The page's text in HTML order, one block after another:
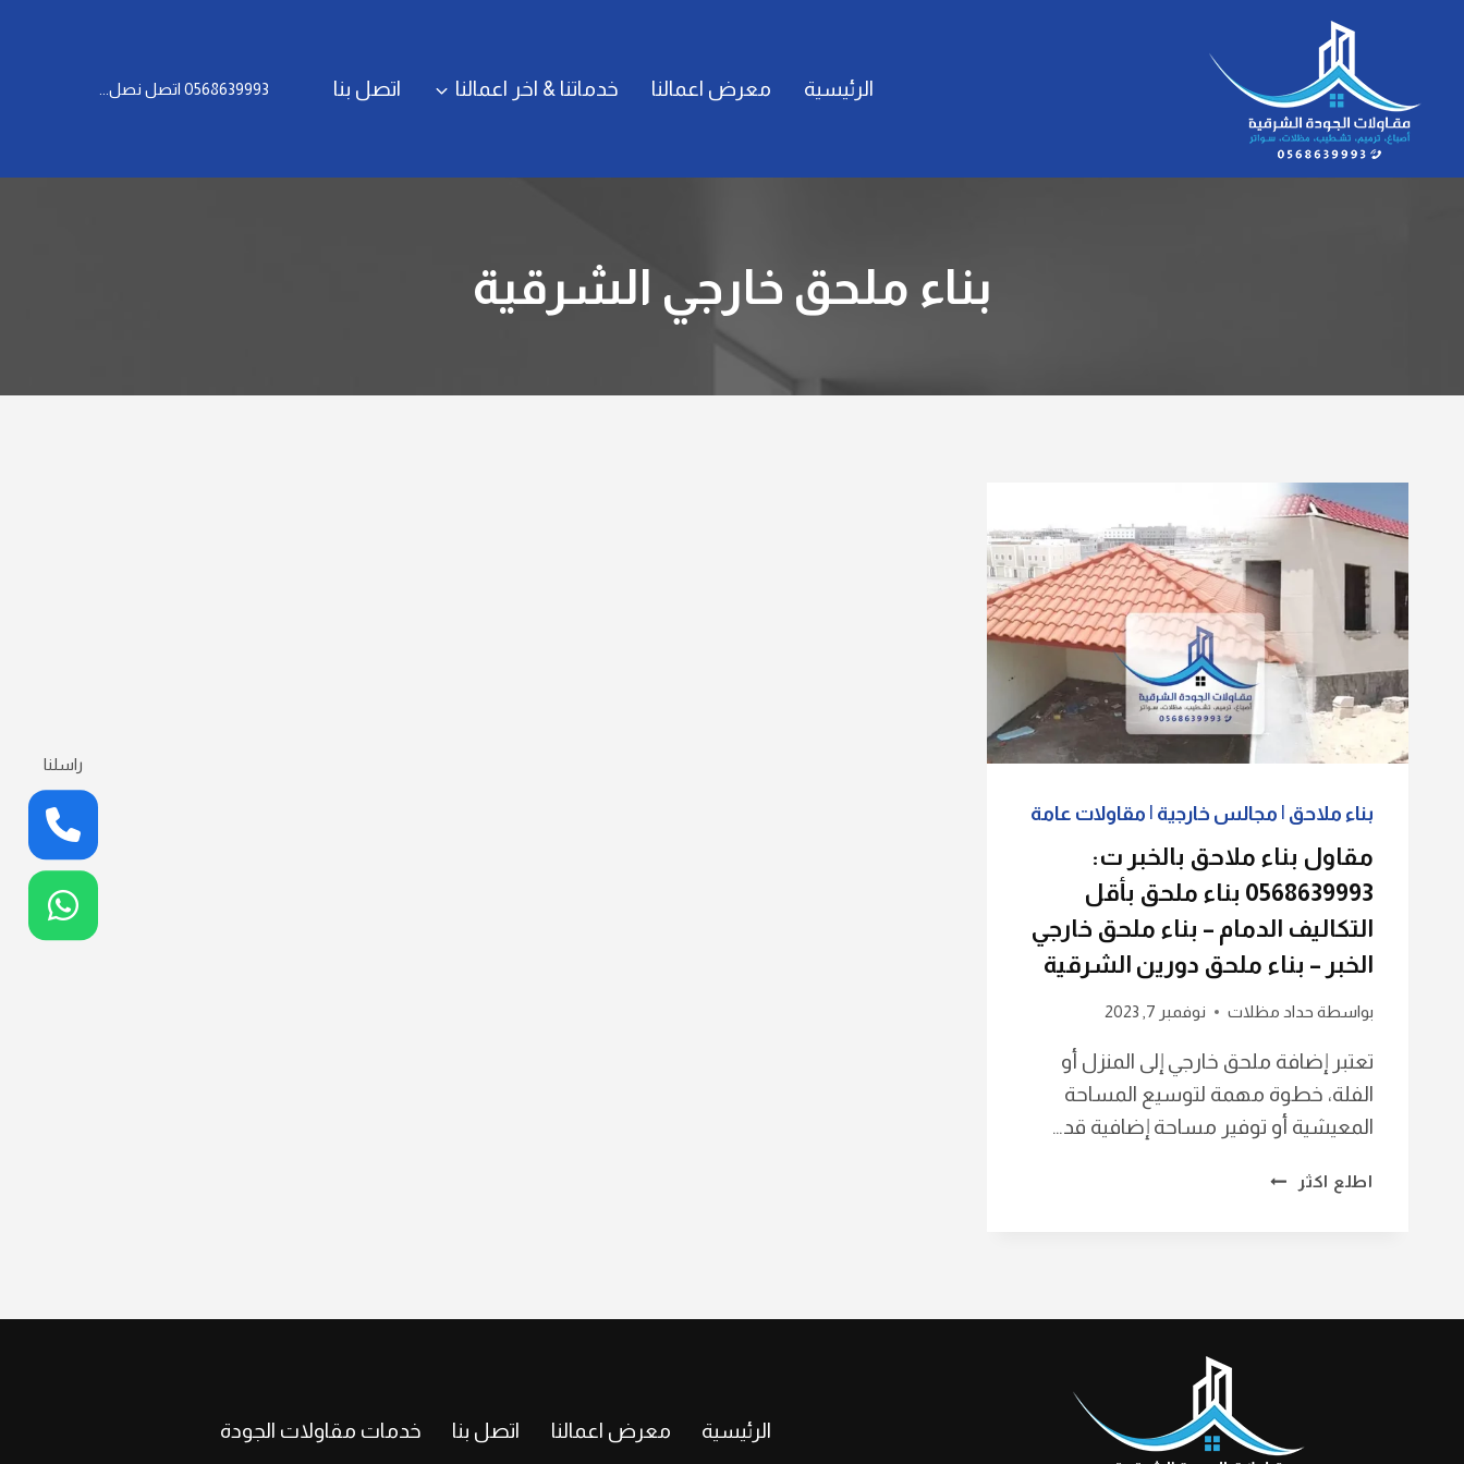
الرئيسية معرض اعمالنا خدماتنا & اخر اعمالنا اتصل بنا 0568639993 اتصل نصل...
بناء ملحق خارجي الشرقية
بناء ملاحق | مجالس خارجية | مقاولات عامة
مقاول بناء ملاحق بالخبر ت:
0568639993 بناء ملحق بأقل
التكاليف الدمام – بناء ملحق خارجي
الخبر – بناء ملحق دورين الشرقية
بواسطة حداد مظلات نوفمبر 7, 2023
تعتبر إضافة ملحق خارجي إلى المنزل أو
الفلة، خطوة مهمة لتوسيع المساحة
المعيشية أو توفير مساحة إضافية قد…
اطلع اكثر
مقاول
التكاليف
الدمام
الرئيسية معرض اعمالنا اتصل بنا خدمات مقاولات الجودة
راسلنا